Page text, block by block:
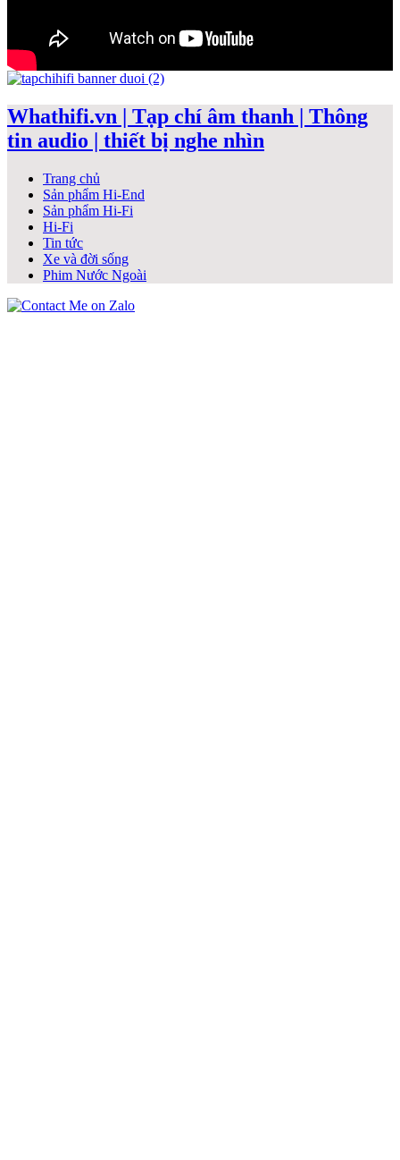
Whathifi.vn | Tạp chí âm thanh | Thông
tin audio | thiết bị nghe nhìn
Trang chủ
Sản phẩm Hi-End
Sản phẩm Hi-Fi
Hi-Fi
Tin tức
Xe và đời sống
Phim Nước Ngoài